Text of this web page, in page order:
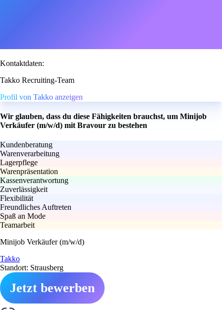
Kontaktdaten:
Takko Recruiting-Team
Profil von Takko anzeigen
Wir glauben, dass du diese Fähigkeiten brauchst, um Minijob
Verkäufer (m/w/d) mit Bravour zu bestehen
Kundenberatung
Warenverarbeitung
Lagerpflege
Warenpräsentation
Kassenverantwortung
Zuverlässigkeit
Flexibilität
Freundliches Auftreten
Spaß an Mode
Teamarbeit
Minijob Verkäufer (m/w/d)
Takko
Standort: Strausberg
Jetzt bewerben